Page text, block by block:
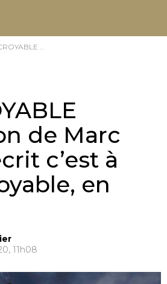
Marc Moulin écrit c’est à peine croyable, en 2003 !!!
de Marc
c’est à
en
11h08